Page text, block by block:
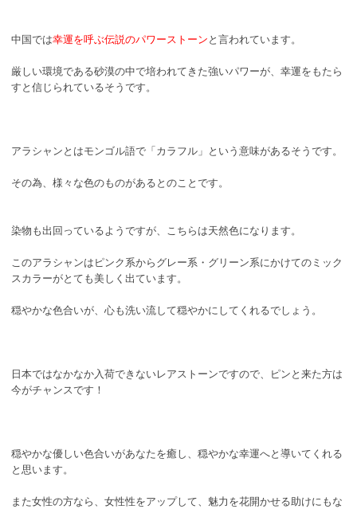
中国では幸運を呼ぶ伝説のパワーストーン と言われています。
厳しい環境である砂漠の中で培われてきた強いパワーが、幸運をもたら
すと信じられているそうです。
アラシャンとはモンゴル語で「カラフル」という意味があるそうです。
その為、様々な色のものがあるとのことです。
染物も出回っているようですが、こちらは天然色になります。
このアラシャンはピンク系からグレー系・グリーン系にかけてのミック
スカラーがとても美しく出ています。
穏やかな色合いが、心も洗い流して穏やかにしてくれるでしょう。
日本ではなかなか入荷できないレアストーンですので、ピンと来た方は
今がチャンスです！
穏やかな優しい色合いがあなたを癒し、穏やかな幸運へと導いてくれる
と思います。
また女性の方なら、女性性をアップして、魅力を花開かせる助けにもな